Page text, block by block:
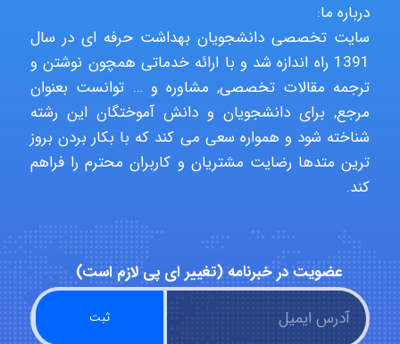
Alirez0990
hosein abdolvand
emami
درباره ما:
سایت تخصصی دانشجویان بهداشت حرفه ای در سال
1391 راه اندازه شد و با ارائه خدماتی همچون نوشتن و
ترجمه مقالات تخصصی, مشاوره و … توانست بعنوان
مرجع, برای دانشجویان و دانش آموختگان این رشته
شناخته شود و همواره سعی می کند که با بکار بردن بروز
ترین متدها رضایت مشتریان و کاربران محترم را فراهم
کند.
عضویت در خبرنامه (تغییر ای پی لازم است)